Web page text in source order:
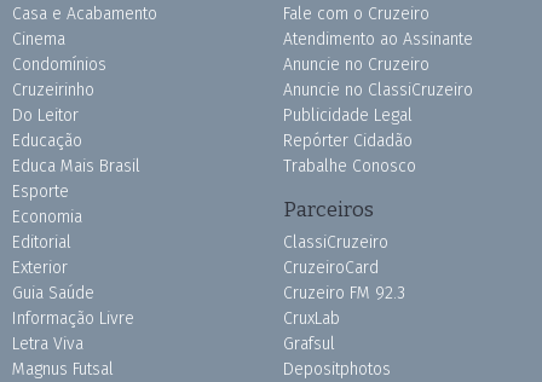
Casa e Acabamento
Cinema
Condomínios
Cruzeirinho
Do Leitor
Educação
Educa Mais Brasil
Esporte
Economia
Editorial
Exterior
Guia Saúde
Informação Livre
Letra Viva
Magnus Futsal
Fale com o Cruzeiro
Atendimento ao Assinante
Anuncie no Cruzeiro
Anuncie no ClassiCruzeiro
Publicidade Legal
Repórter Cidadão
Trabalhe Conosco
Parceiros
ClassiCruzeiro
CruzeiroCard
Cruzeiro FM 92.3
CruxLab
Grafsul
Depositphotos